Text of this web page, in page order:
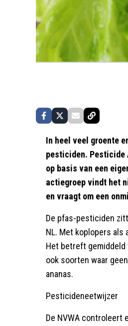
In heel veel groente
pesticiden. Pesticide
op basis van een
actiegroep vindt het
en vraagt om een
De pfas-pesticiden
NL. Met koplopers als
Het betreft
ook soorten waar
ananas.
Pesticideneetwijzer
De NVWA controleert